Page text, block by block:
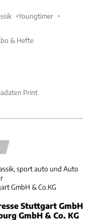
Youngtimer
& Hefte
Print
sport auto und Auto
GmbH & Co.KG
Stuttgart GmbH
GmbH & Co. KG